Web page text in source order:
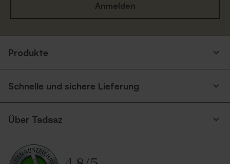
Anmelden
Produkte
Schnelle und sichere Lieferung
Über Tadaaz